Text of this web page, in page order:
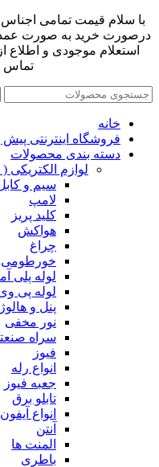
با سلام قیمت تمامی
درصورت خرید به صورت
تماس
خانه
فروشگاه اینترنتی پیش
دسته بندی محصولات
لوازم
سیم و
لامپ
کلید پریز
هواکش
چراغ
خورطومی
لوله پلی
لوله پی
پنل و
نور مخفی
سراه
فیوز
انواع رله
جعبه فیوز
تابلو برق
انواع آیفون
آنتن
المنت ها
باطری